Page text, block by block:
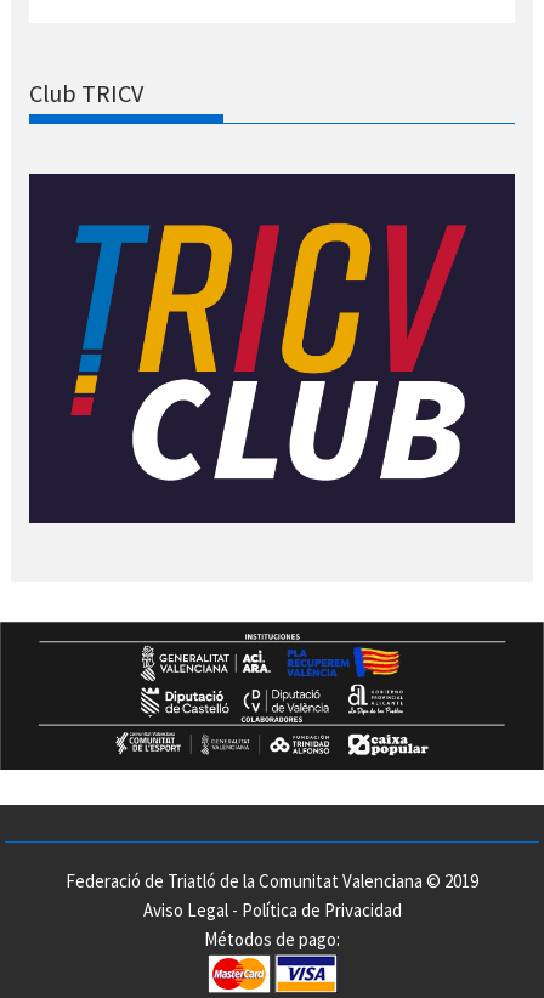
Club TRICV
Federació de Triatló de la Comunitat Valenciana © 2019
Aviso Legal- Política de Privacidad
Métodos de pago: